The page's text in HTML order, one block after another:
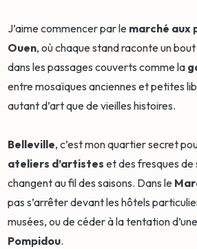
J’aime commencer par le marché aux
Ouen, où chaque stand raconte un
dans les passages couverts comme la
entre mosaïques anciennes et petites
autant d’art que de vieilles histoires.
Belleville, c’est mon quartier secret
ateliers d’artistes et des fresques
changent au fil des saisons. Dans le
pas s’arrêter devant les hôtels
musées, ou de céder à la tentation
Pompidou.